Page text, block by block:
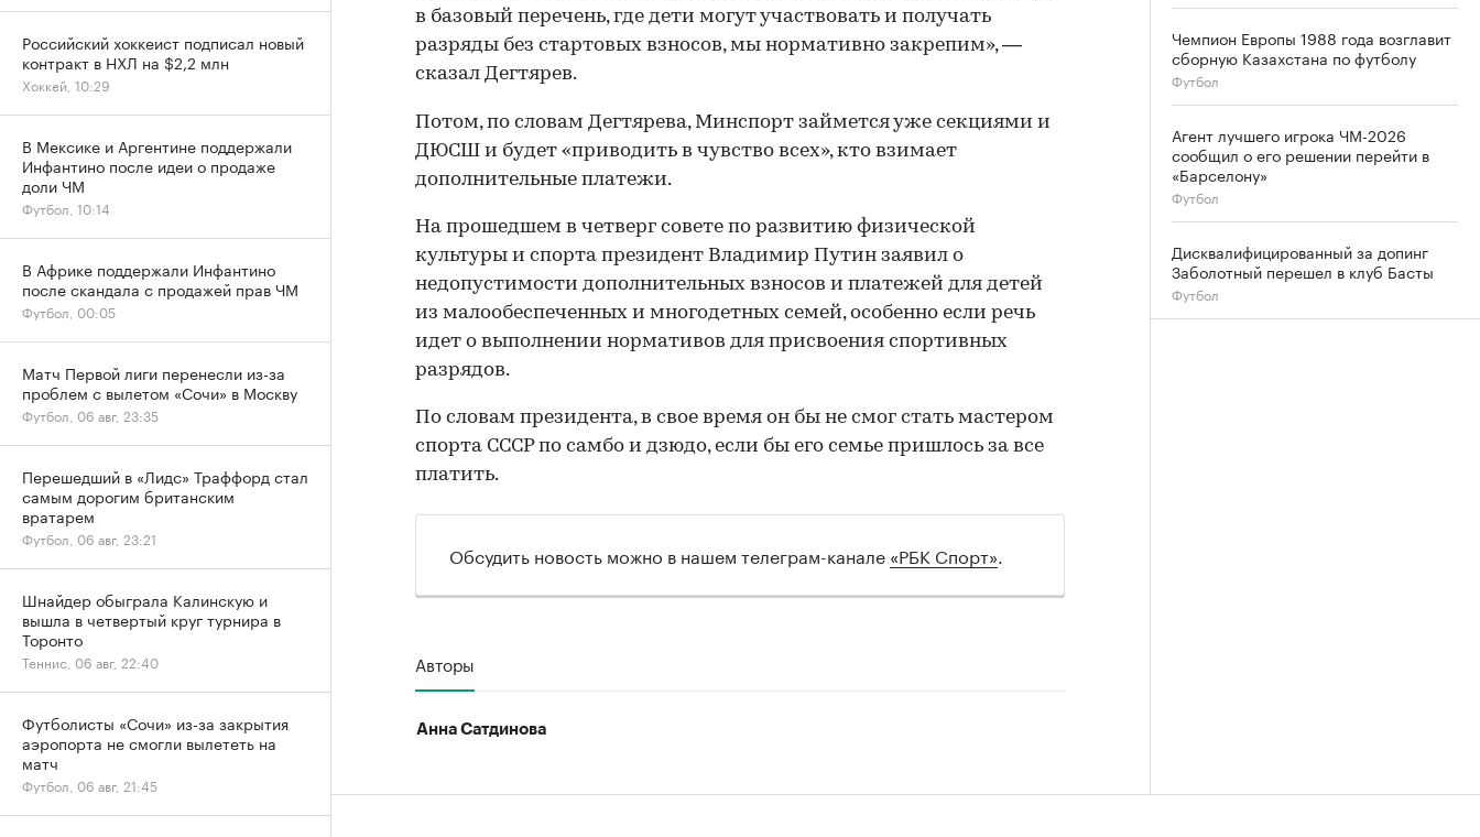
в базовый перечень, где дети могут участвовать и получать
разряды без стартовых взносов, мы нормативно закрепим», —
сказал Дегтярев.
00:00 / 00:00
Потом, по словам Дегтярева, Минспорт займется уже секциями и
ДЮСШ и будет «приводить в чувство всех», кто взимает
дополнительные платежи.
На прошедшем в четверг совете по развитию физической
культуры и спорта президент Владимир Путин заявил о
недопустимости дополнительных взносов и платежей для детей
из малообеспеченных и многодетных семей, особенно если речь
идет о выполнении нормативов для присвоения спортивных
разрядов.
По словам президента, в свое время он бы не смог стать мастером
спорта СССР по самбо и дзюдо, если бы его семье пришлось за все
платить.
Обсудить новость можно в нашем телеграм-канале «РБК Спорт»
Авторы
Анна Сатдинова
Чемпион Европы 1988 года возглавит
сборную Казахстана по футболу
Футбол
Агент лучшего игрока ЧМ-2026
сообщил о его решении перейти в
«Барселону»
Футбол
Дисквалифицированный за допинг
Заболотный перешел в клуб Басты
Футбол
Российский хоккеист подписал новый
контракт в НХЛ на $2,2 млн
Хоккей, 10:29
В Мексике и Аргентине поддержали
Инфантино после идеи о продаже
доли ЧМ
Футбол, 10:14
В Африке поддержали Инфантино
после скандала с продажей прав ЧМ
Футбол, 00:05
Матч Первой лиги перенесли из-за
проблем с вылетом «Сочи» в Москву
Футбол, 06 авг, 23:35
Перешедший в «Лидс» Траффорд стал
самым дорогим британским
вратарем
Футбол, 06 авг, 23:21
Шнайдер обыграла Калинскую и
вышла в четвертый круг турнира в
Торонто
Теннис, 06 авг, 22:40
Футболисты «Сочи» из-за закрытия
аэропорта не смогли вылететь на
матч
Футбол, 06 авг, 21:45